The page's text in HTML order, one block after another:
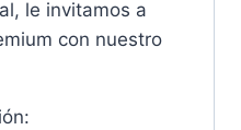
le invitamos a
con nuestro